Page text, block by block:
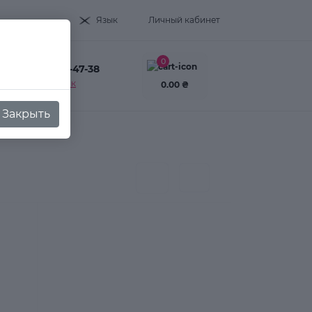
Язык Личный кабинет
+38(093) 995-47-38
Заказать звонок
0
0.00 ₴
Закрыть